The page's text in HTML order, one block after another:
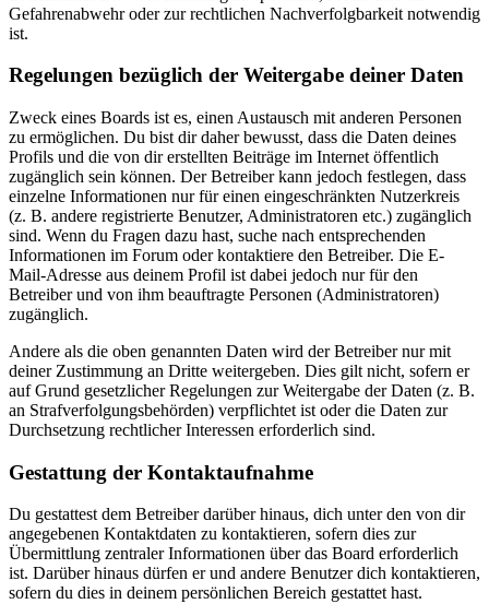
Gefahrenabwehr oder zur rechtlichen Nachverfolgbarkeit notwendig
ist.
Regelungen bezüglich der Weitergabe deiner Daten
Zweck eines Boards ist es, einen Austausch mit anderen Personen
zu ermöglichen. Du bist dir daher bewusst, dass die Daten deines
Profils und die von dir erstellten Beiträge im Internet öffentlich
zugänglich sein können. Der Betreiber kann jedoch festlegen, dass
einzelne Informationen nur für einen eingeschränkten Nutzerkreis
(z. B. andere registrierte Benutzer, Administratoren etc.) zugänglich
sind. Wenn du Fragen dazu hast, suche nach entsprechenden
Informationen im Forum oder kontaktiere den Betreiber. Die E-
Mail-Adresse aus deinem Profil ist dabei jedoch nur für den
Betreiber und von ihm beauftragte Personen (Administratoren)
zugänglich.
Andere als die oben genannten Daten wird der Betreiber nur mit
deiner Zustimmung an Dritte weitergeben. Dies gilt nicht, sofern er
auf Grund gesetzlicher Regelungen zur Weitergabe der Daten (z. B.
an Strafverfolgungsbehörden) verpflichtet ist oder die Daten zur
Durchsetzung rechtlicher Interessen erforderlich sind.
Gestattung der Kontaktaufnahme
Du gestattest dem Betreiber darüber hinaus, dich unter den von dir
angegebenen Kontaktdaten zu kontaktieren, sofern dies zur
Übermittlung zentraler Informationen über das Board erforderlich
ist. Darüber hinaus dürfen er und andere Benutzer dich kontaktieren,
sofern du dies in deinem persönlichen Bereich gestattet hast.